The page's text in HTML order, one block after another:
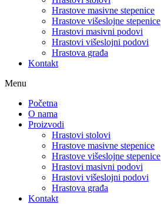
Hrastove masivne stepenice
Hrastove višeslojne stepenice
Hrastovi masivni podovi
Hrastovi višeslojni podovi
Hrastova građa
Kontakt
Menu
Početna
O nama
Proizvodi
Hrastovi stolovi
Hrastove masivne stepenice
Hrastove višeslojne stepenice
Hrastovi masivni podovi
Hrastovi višeslojni podovi
Hrastova građa
Kontakt